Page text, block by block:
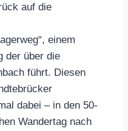
auf die
einem
der über die
führt. Diesen
dabei – in den 50-
Wandertag nach